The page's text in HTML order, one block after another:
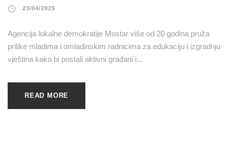
23/04/2025
Agencija lokalne demokratije Mostar više od 20 godina pruža
prilike mladima i omladinskim radnicima za edukaciju i izgradnju
vještina kako bi postali aktivni građani i...
READ MORE